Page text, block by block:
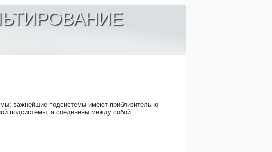
важнейшие подсистемы имеют приблизительно
подсистемы, а соединены между собой